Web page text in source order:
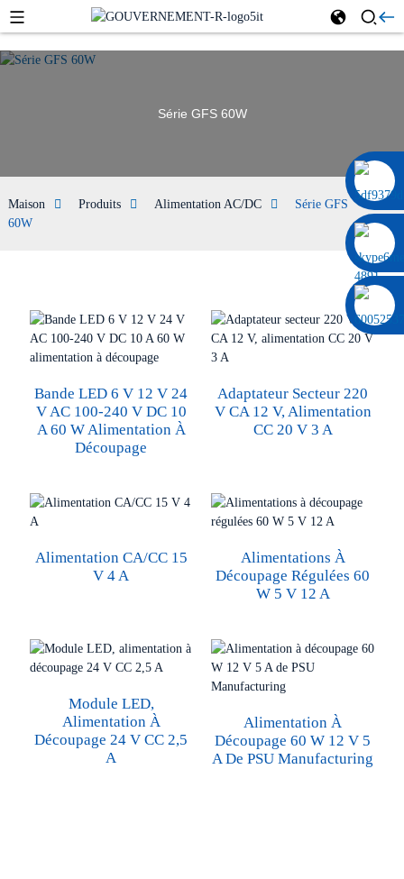
0086 13322920697
Série GFS 60W
Maison Produits Alimentation AC/DC
Série GFS
60W
Bande LED 6 V 12 V 24
V AC 100-240 V DC 10
A 60 W Alimentation À
Découpage
Adaptateur Secteur 220
V CA 12 V, Alimentation
CC 20 V 3 A
Alimentation CA/CC 15
V 4 A
Alimentations À
Découpage Régulées 60
W 5 V 12 A
Module LED,
Alimentation À
Découpage 24 V CC 2,5
A
Alimentation À
Découpage 60 W 12 V 5
A De PSU Manufacturing